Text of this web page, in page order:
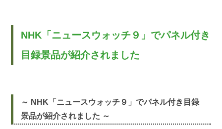
NHK「ニュースウォッチ９」でパネル付き
目録景品が紹介されました
～ NHK「ニュースウォッチ９」でパネル付き目録
景品が紹介されました ～